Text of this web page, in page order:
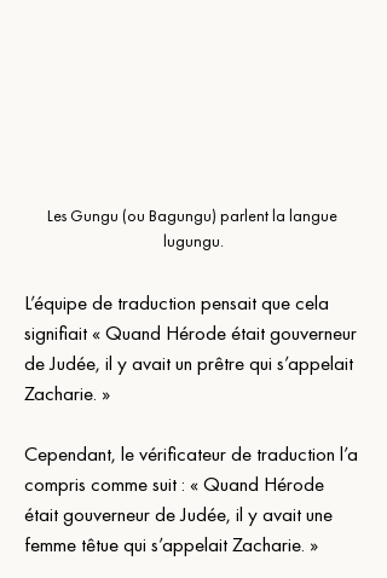
Les Gungu (ou Bagungu) parlent la langue
lugungu.
L’équipe de traduction pensait que cela
signifiait « Quand Hérode était gouverneur
de Judée, il y avait un prêtre qui s’appelait
Zacharie. »
Cependant, le vérificateur de traduction l’a
compris comme suit : « Quand Hérode
était gouverneur de Judée, il y avait une
femme têtue qui s’appelait Zacharie. »